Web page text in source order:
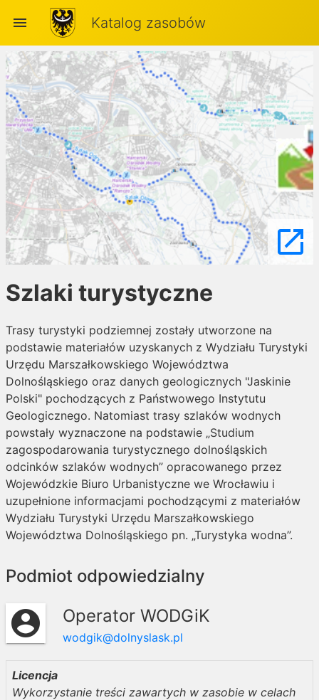
menu Katalog zasobów
launch
Szlaki turystyczne
Trasy turystyki podziemnej zostały utworzone na
podstawie materiałów uzyskanych z Wydziału Turystyki
Urzędu Marszałkowskiego Województwa
Dolnośląskiego oraz danych geologicznych "Jaskinie
Polski" pochodzących z Państwowego Instytutu
Geologicznego. Natomiast trasy szlaków wodnych
powstały wyznaczone na podstawie „Studium
zagospodarowania turystycznego dolnośląskich
odcinków szlaków wodnych” opracowanego przez
Wojewódzkie Biuro Urbanistyczne we Wrocławiu i
uzupełnione informacjami pochodzącymi z materiałów
Wydziału Turystyki Urzędu Marszałkowskiego
Województwa Dolnośląskiego pn. „Turystyka wodna”.
Podmiot odpowiedzialny
account_circle Operator WODGiK
wodgik@dolnyslask.pl
Licencja
Wykorzystanie treści zawartych w zasobie w celach